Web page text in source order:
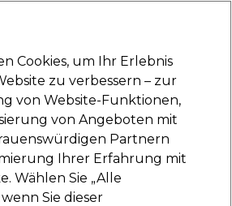
Anmelden
Elektrogeräte Saloneinrichtung
und Lieferzeiten
– mehr erfahren
und Wimpern
Wimpern- und
Cookies, um Ihr Erlebnis
zu verbessern – zur
von Website-Funktionen,
von Angeboten mit
Partnern
Ihrer Erfahrung mit
Wählen Sie „Alle
Sie dieser